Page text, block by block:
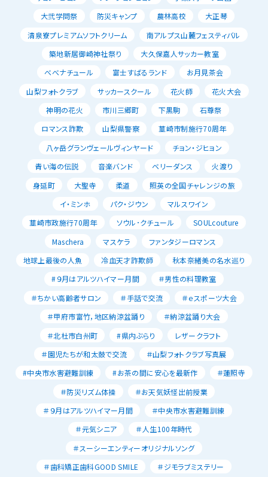
大弐学問祭
防災キャンプ 農林高校
大正琴
清泉寮プレミアムソフトクリーム
南アルプス山麓フェスティバル
築地新居御崎神社祭り
大久保嘉人サッカー教室
べべナチュール
富士すばるランド
お月見茶会
山梨フォトクラブ
サッカースクール 花火師
花火大会
神明の花火
市川三郷町 下黒駒
石尊祭
ロマンス詐欺
山梨県警察
韮崎市制施行70周年
八ヶ岳グランヴェールヴィンヤード
チョン・ジヒョン
青い海の伝説
音楽バンド ベリーダンス
火渡り
身延町
大聖寺 柔道
照英の全国チャレンジの旅
イ・ミンホ
パク・ジウン
マルスワイン
韮崎市政施行70周年
ソウル･クチュール
SOULcouture
Maschera
マスケラ
ファンタジーロマンス
地球上最後の人魚
冷血天才詐欺師
秋本奈緒美の名水巡り
#９月はアルツハイマー月間
＃男性の料理教室
＃ちかい高齢者サロン
＃手話で交流
＃ｅスポーツ大会
＃甲府市富竹，地区納涼盆踊り
＃納涼盆踊り大会
＃北杜市白州町
#県内ぶらり
レザークラフト
＃園児たちが和太鼓で交流
＃山梨フォトクラブ写真展
#中央市水害避難訓練
#お茶の間に安心を最新作
＃蓮照寺
＃防災リズム体操
＃お天気妖怪出前授業
＃９月はアルツハイマー月間
＃中央市水害避難訓練
＃元気シニア
＃人生100年時代
＃スーシーエンティーオリジナルソング
＃歯科矯正歯科GOOD SMILE
＃ジモラブミステリー